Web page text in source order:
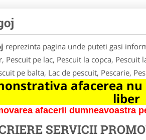
reprezinta pagina unde puteti gasi
Pescuit pe lac, Pescuit la copca,
pe balta, Lac de pescuit, Pescarie,
afacerea
liber
afacerii dumneavoastra
SERVICII